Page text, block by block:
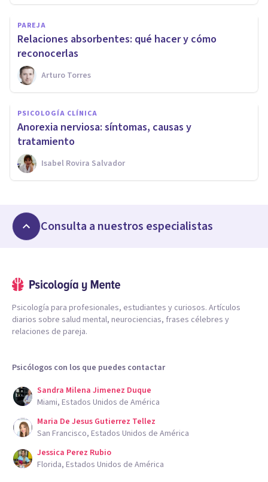
PAREJA
Relaciones absorbentes: qué hacer y cómo
reconocerlas
Arturo Torres
PSICOLOGÍA CLÍNICA
Anorexia nerviosa: síntomas, causas y
tratamiento
Isabel Rovira Salvador
Consulta a nuestros especialistas
Psicología para profesionales, estudiantes y curiosos. Artículos
diarios sobre salud mental, neurociencias, frases célebres y
relaciones de pareja.
Psicólogos con los que puedes contactar
Sandra Milena Jimenez Duque
Miami, Estados Unidos de América
Maria De Jesus Gutierrez Tellez
San Francisco, Estados Unidos de América
Jessica Perez Rubio
Florida, Estados Unidos de América